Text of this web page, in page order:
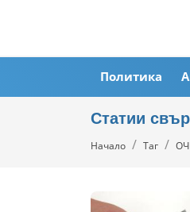
Политика
Статии
Начало Таг